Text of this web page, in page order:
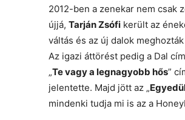
2012-ben a zenekar nem csak
újjá, Tarján Zsófi került az
váltás és az új dalok
Az igazi áttörést pedig a Dal
„Te vagy a legnagyobb hős”
jelentette. Majd jött az „
mindenki tudja mi is az a